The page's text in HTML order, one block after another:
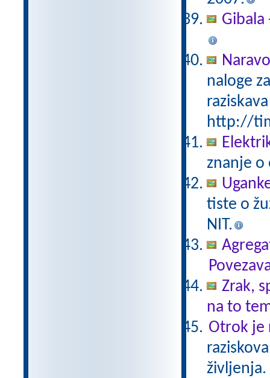
Gibala
naloge
http://
znanje o
tiste o
NIT.
Zrak,
na to
Otrok je
življenja.